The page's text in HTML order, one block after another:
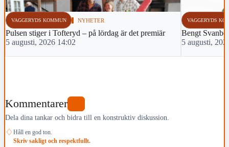
VAGGERYDS KOMMUN NYHETER
Pulsen stiger i Tofteryd – på lördag är det premiär
5 augusti, 2026 14:02
VAGGERYDS
Bengt
5 augusti,
Kommentarer
Dela dina tankar och bidra till en konstruktiv diskussion.
♢ Håll en god ton.
Skriv sakligt och respektfullt.